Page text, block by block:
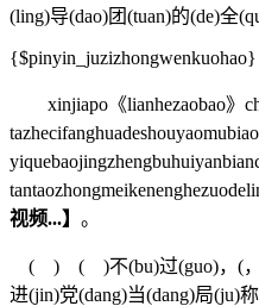
(ling)导(dao)团(tuan)的(de)全
{$pinyin_juzizhongwenkuohao}
xinjiapo《lianhezaobao》
视频...】 。
( ) ( )不(bu)过(guo)，(，)民
进(jin)党(dang)当(dang)局(ju)